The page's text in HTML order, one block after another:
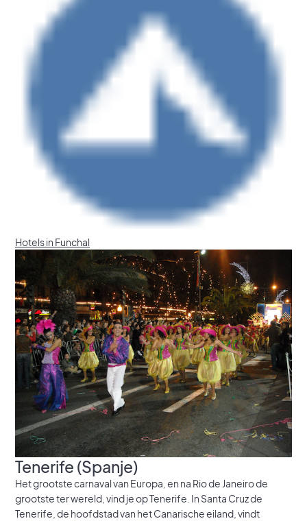
Hotels in Funchal
Tenerife (Spanje)
Het grootste carnaval van Europa, en na Rio de Janeiro de
grootste ter wereld, vind je op Tenerife. In Santa Cruz de
Tenerife, de hoofdstad van het Canarische eiland, vindt